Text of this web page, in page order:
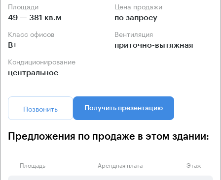
Площади
49 — 381 кв.м
Цена продажи
по запросу
Класс офисов
B+
Вентиляция
приточно-вытяжная
Кондиционирование
центральное
Позвонить Получить презентацию
Предложения по продаже в этом здании:
Площадь Арендная плата Этаж